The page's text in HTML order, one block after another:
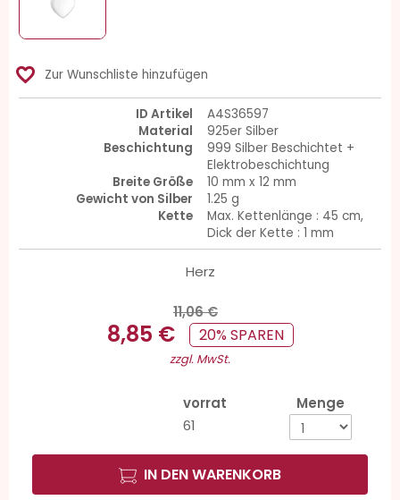
favorite_border Zur Wunschliste hinzufügen
ID Artikel
A4S36597
Material
925er Silber
Beschichtung
999 Silber Beschichtet +
Elektrobeschichtung
Breite Größe
10 mm x 12 mm
Gewicht von Silber
1.25 g
Kette
Max. Kettenlänge : 45 cm,
Dick der Kette : 1 mm
Herz
11,06 €
8,85 € 20% SPAREN
zzgl. MwSt.
vorrat
61
Menge
IN DEN WARENKORB